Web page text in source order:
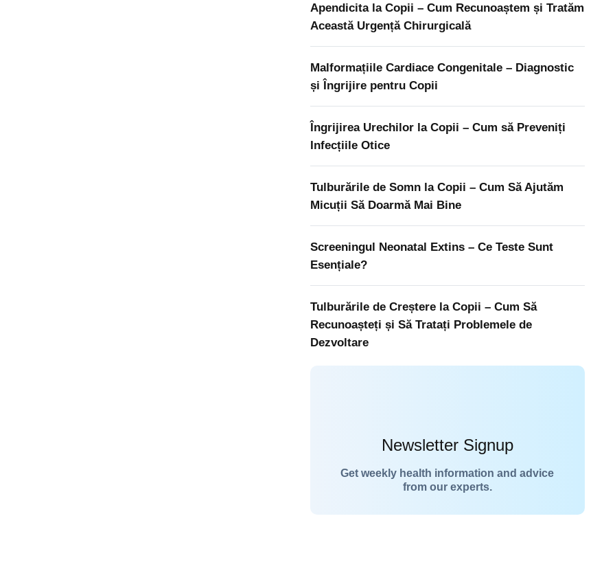
Apendicita la Copii – Cum Recunoaștem și Tratăm
Această Urgență Chirurgicală
Malformațiile Cardiace Congenitale – Diagnostic
și Îngrijire pentru Copii
Îngrijirea Urechilor la Copii – Cum să Preveniți
Infecțiile Otice
Tulburările de Somn la Copii – Cum Să Ajutăm
Micuții Să Doarmă Mai Bine
Screeningul Neonatal Extins – Ce Teste Sunt
Esențiale?
Tulburările de Creștere la Copii – Cum Să
Recunoașteți și Să Tratați Problemele de
Dezvoltare
Newsletter Signup
Get weekly health information and advice
from our experts.